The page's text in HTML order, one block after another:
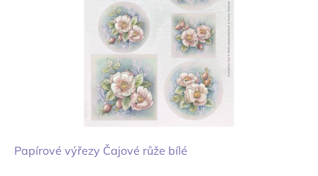
Papírové výřezy Čajové růže bílé